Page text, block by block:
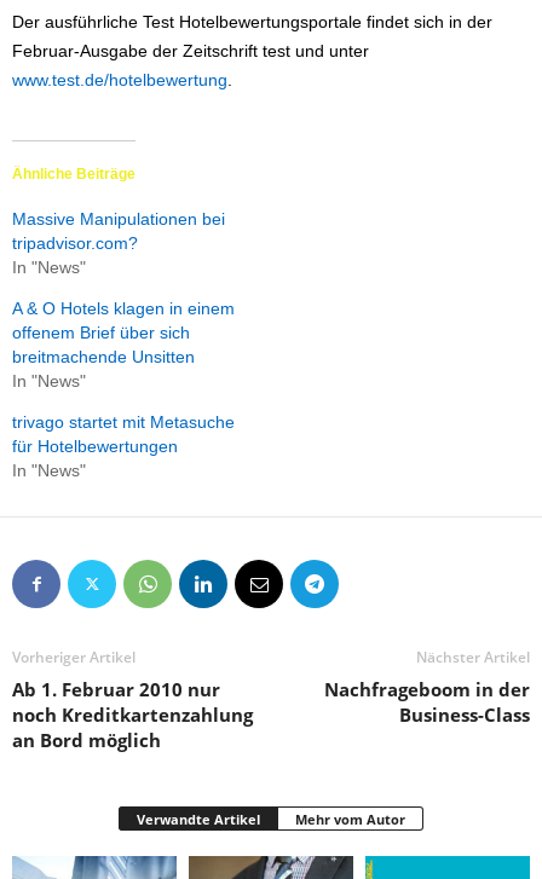
Der ausführliche Test Hotelbewertungsportale findet sich in der
Februar-Ausgabe der Zeitschrift test und unter
www.test.de/hotelbewertung
Ähnliche Beiträge
Massive Manipulationen bei
tripadvisor.com?
In "News"
A & O Hotels klagen in einem
offenem Brief über sich
breitmachende Unsitten
In "News"
trivago startet mit Metasuche
für Hotelbewertungen
In "News"
Vorheriger Artikel
Ab 1. Februar 2010 nur
noch Kreditkartenzahlung
an Bord möglich
Nächster Artikel
Nachfrageboom in der
Business-Class
Verwandte Artikel Mehr vom Autor